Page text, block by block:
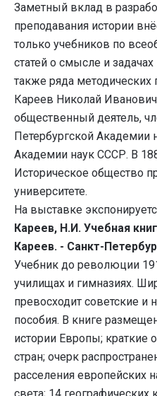
Заметный вклад в
преподавания истории
только учебников по
статей о смысле и
также ряда методических
Кареев Николай
общественный деятель,
Петербургской Академии
Академии наук СССР. В
Историческое общество
университете.
На выставке
Кареев, Н.И. Учебная
Кареев. - Санкт-
Учебник до революции
училищах и гимназиях.
превосходит советские
пособия. В книге
истории Европы; краткие
стран; очерк
расселения европейских